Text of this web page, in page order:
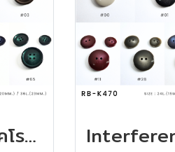
กระดุมลายถั่วโคโรโซ่ สไตล์ยุโรป ติดสูทสวย